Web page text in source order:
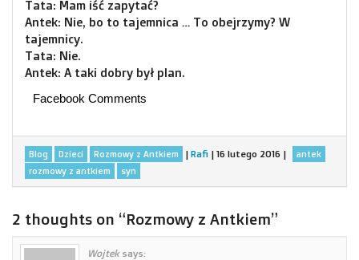
Tata: Mam iść zapytać?
Antek: Nie, bo to tajemnica … To obejrzymy? W
tajemnicy.
Tata: Nie.
Antek: A taki dobry był plan.
Facebook Comments
Blog Dzieci Rozmowy z Antkiem | Rafi | 16 lutego 2016 |
antek
rozmowy z antkiem
syn
2 thoughts on “Rozmowy z Antkiem”
Wojtek says: